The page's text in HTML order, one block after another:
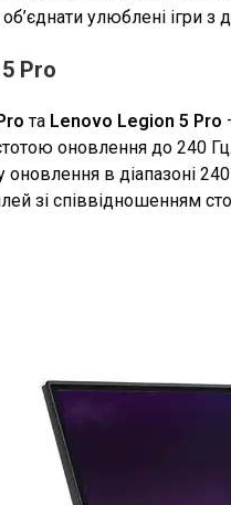
улюблені ігри з
Pro
та Lеnovo Lеgion 5 Pro
оновлення до 240
оновлення в діапазоні
зі співвідношенням